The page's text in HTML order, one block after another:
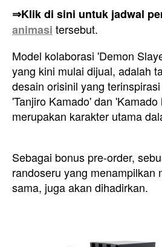
⇒Klik di sini untuk jadwal
animasi tersebut.
Model kolaborasi 'Demon
yang kini mulai dijual, adalah
desain orisinil yang
'Tanjiro Kamado' dan
merupakan karakter utama
Sebagai bonus pre-order,
randoseru yang menampilkan
sama, juga akan dihadirkan.